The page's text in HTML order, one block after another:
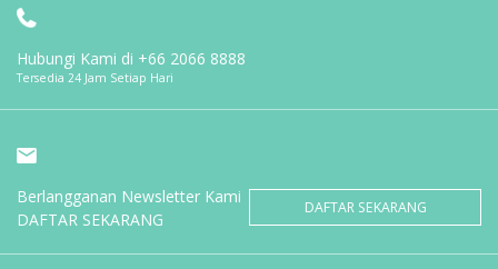
Hubungi Kami di +66 2066 8888
Tersedia 24 Jam Setiap Hari
Berlangganan Newsletter Kami
DAFTAR SEKARANG
DAFTAR SEKARANG